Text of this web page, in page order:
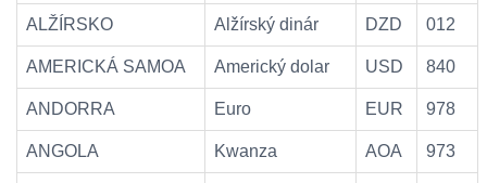
ALŽÍRSKO Alžírský dinár DZD 012
AMERICKÁ SAMOA Americký dolar USD 840
ANDORRA Euro EUR 978
ANGOLA Kwanza AOA 973